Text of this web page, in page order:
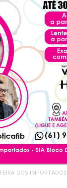
FEIRA DOS IMPORTADOS